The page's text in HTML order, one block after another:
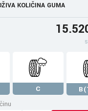
KOLIČINA GUMA
C